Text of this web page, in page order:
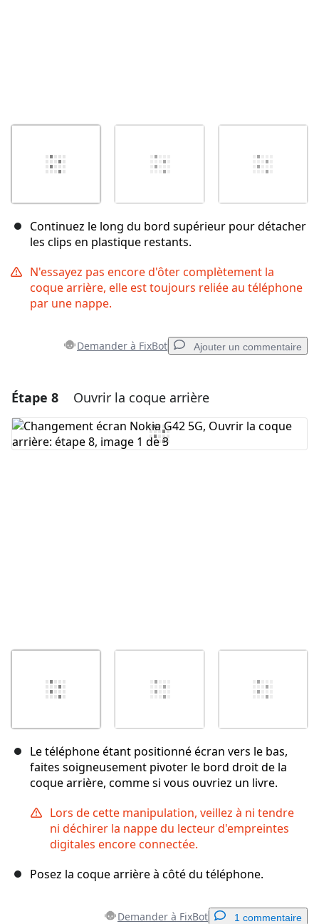
Continuez le long du bord supérieur pour détacher
les clips en plastique restants.
N'essayez pas encore d'ôter complètement la
coque arrière, elle est toujours reliée au téléphone
par une nappe.
Demander à FixBot Ajouter un commentaire
Ajouter un commentaire
Ajouter un commentaire
Étape 8 Ouvrir la coque arrière
Le téléphone étant positionné écran vers le bas,
faites soigneusement pivoter le bord droit de la
coque arrière, comme si vous ouvriez un livre.
Lors de cette manipulation, veillez à ni tendre
ni déchirer la nappe du lecteur d'empreintes
digitales encore connectée.
Posez la coque arrière à côté du téléphone.
Demander à FixBot 1 commentaire